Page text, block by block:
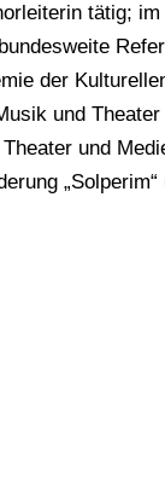
tätig;
der
und
und